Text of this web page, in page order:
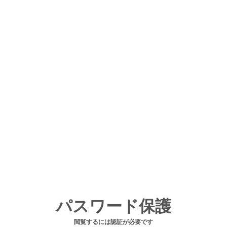
パスワード保護
閲覧するには認証が必要です